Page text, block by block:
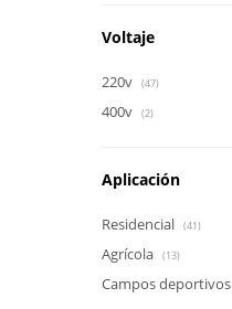
Voltaje
220v (47)
400v (2)
Aplicación
Residencial (41)
Agrícola (13)
Campos deportivos